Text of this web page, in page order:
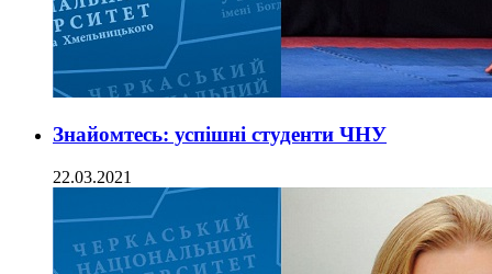
Знайомтесь: успішні студенти ЧНУ
22.03.2021